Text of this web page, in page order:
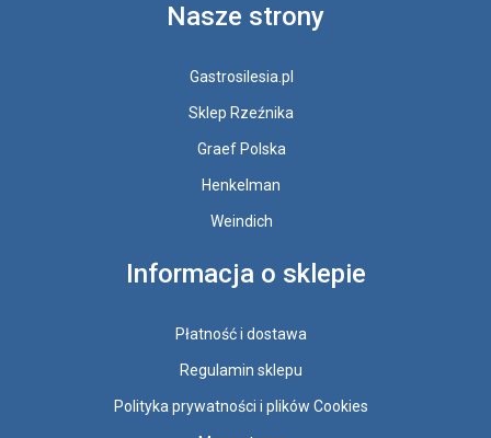
Nasze strony
Gastrosilesia.pl
Sklep Rzeźnika
Graef Polska
Henkelman
Weindich
Informacja o sklepie
Płatność i dostawa
Regulamin sklepu
Polityka prywatności i plików Cookies